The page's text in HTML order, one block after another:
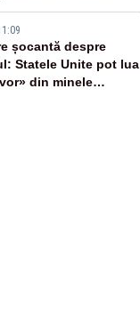
șocantă despre
Statele Unite pot lua
din minele